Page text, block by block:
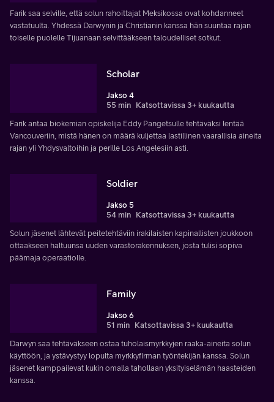
Farik saa selville, että solun rahoittajat Meksikossa ovat kohdanneet
vastatuulta. Yhdessä Darwynin ja Christianin kanssa hän suuntaa rajan
toiselle puolelle Tijuanaan selvittääkseen taloudelliset sotkut.
Scholar
Jakso 4
55 min Katsottavissa 3+ kuukautta
Farik antaa biokemian opiskelija Eddy Pangetsulle tehtäväksi lentää
Vancouveriin, mistä hänen on määrä kuljettaa lastillinen vaarallisia aineita
rajan yli Yhdysvaltoihin ja perille Los Angelesiin asti.
Soldier
Jakso 5
54 min Katsottavissa 3+ kuukautta
Solun jäsenet lähtevät peitetehtäviin irakilaisten kapinallisten joukkoon
ottaakseen haltuunsa uuden varastorakennuksen, josta tulisi sopiva
päämaja operaatiolle.
Family
Jakso 6
51 min Katsottavissa 3+ kuukautta
Darwyn saa tehtäväkseen ostaa tuholaismyrkkyjen raaka-aineita solun
käyttöön, ja ystävystyy lopulta myrkkyfirman työntekijän kanssa. Solun
jäsenet kamppailevat kukin omalla tahollaan yksityiselämän haasteiden
kanssa.